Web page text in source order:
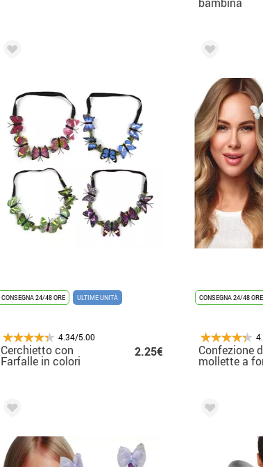
CONSEGNA 24/48 ORE ULTIME UNITÀ
4.34/5.00
Cerchietto con
Farfalle in colori
2.25€
CONSEGNA 24/48 ORE
Confezione
mollette a